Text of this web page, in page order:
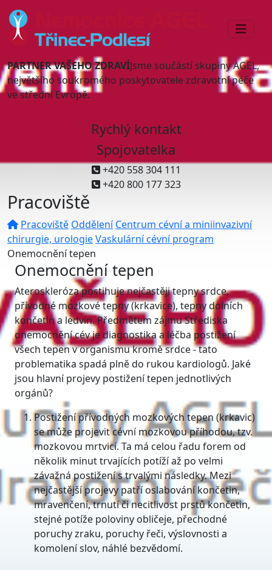
PARTNER VAŠEHO ZDRAVÍJsme součástí skupiny AGEL,
největšího soukromého poskytovatele zdravotní péče
ve střední Evropě.
Rychlý kontakt
Spojovatelka
+420 558 304 111
+420 800 177 323
Pracoviště
Pracoviště Oddělení Centrum cévní a miniinvazivní
chirurgie, urologieVaskulární cévní program
Onemocnění tepen
Onemocnění tepen
Ateroskleróza postihuje nejčastěji tepny srdce,
přívodné mozkové tepny (krkavice), tepny dolních
končetin a ledvin. Předmětem zájmu Střediska
onemocnění cév je diagnostika a léčba postižení
všech tepen v organismu kromě srdce - tato
problematika spadá plně do rukou kardiologů. Jaké
jsou hlavní projevy postižení tepen jednotlivých
orgánů?
Postižení přívodných mozkových tepen (krkavic)
se může projevit cévní mozkovou příhodou, tzv.
mozkovou mrtvicí. Ta má celou řadu forem od
několik minut trvajících potíží až po velmi
závažná postižení s trvalými následky. Mezi
nejčastější projevy patří oslabování končetin,
mravenčení, trnutí či necitlivost prstů končetin,
stejné potíže poloviny obličeje, přechodné
poruchy zraku, poruchy řeči, výslovnosti a
komolení slov, náhlé bezvědomí.